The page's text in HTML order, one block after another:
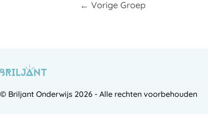
← Vorige Groep
© Briljant Onderwijs 2026 - Alle rechten voorbehouden